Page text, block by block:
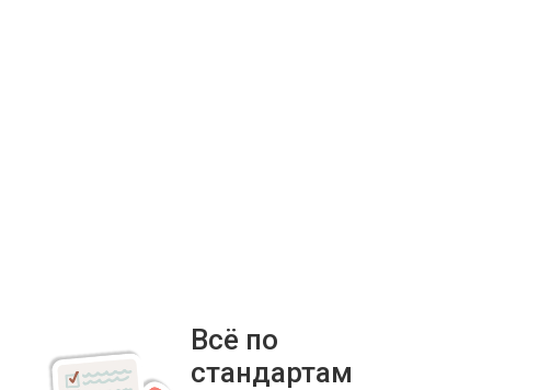
Всё по
стандартам